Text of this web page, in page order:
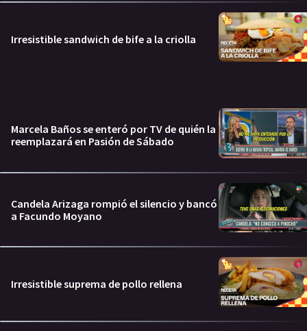
Irresistible sandwich de bife a la criolla
Marcela Baños se enteró por TV de quién la
reemplazará en Pasión de Sábado
Candela Arizaga rompió el silencio y bancó
a Facundo Moyano
Irresistible suprema de pollo rellena